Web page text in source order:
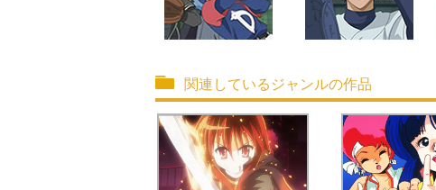
関連しているジャンルの作品